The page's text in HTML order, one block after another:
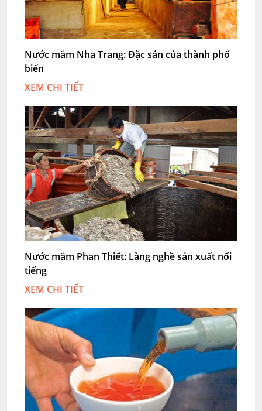
Nước mắm Nha Trang: Đặc sản của thành phố
biển
XEM CHI TIẾT
Nước mắm Phan Thiết: Làng nghề sản xuất nổi
tiếng
XEM CHI TIẾT